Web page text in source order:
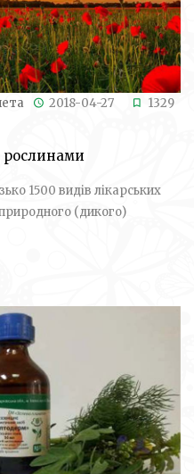
2018-04-27 1329
рослинами
1500 видів лікарських
(дикого)